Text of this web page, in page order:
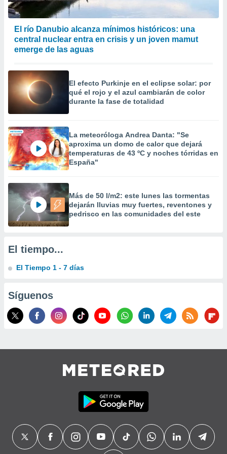
e
mediante
publicidad
El río Danubio alcanza mínimos históricos: una
central nuclear entra en crisis y un joven mamut
emerge de las aguas
El efecto Purkinje en el eclipse solar: por
qué el rojo y el azul cambiarán de color
durante la fase de totalidad
La meteoróloga Andrea Danta: "Se
aproxima un domo de calor que dejará
temperaturas de 43 ºC y noches tórridas en
España"
Más de 50 l/m2: este lunes las tormentas
dejarán lluvias muy fuertes, reventones y
pedrisco en las comunidades del este
El tiempo...
El Tiempo 1 - 7 días
Síguenos